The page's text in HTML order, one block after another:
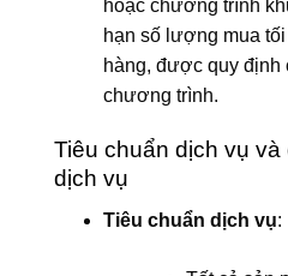
hoặc chương trình
hạn số lượng mua
hàng, được quy định
chương trình.
Tiêu chuẩn dịch vụ
dịch vụ
Tiêu chuẩn dịch vụ: